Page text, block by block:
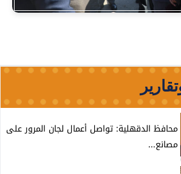
محافظ الدقهلية: تواصل أعمال لجان المرور على
مصانع...